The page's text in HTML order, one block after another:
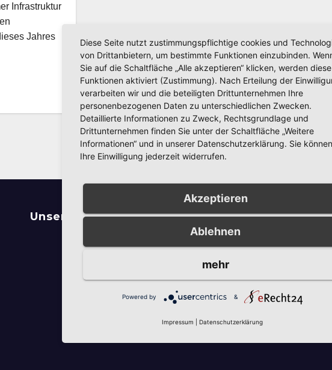
Infrastruktur
Jahres
Unsere Partner Unsere Partner
Diese Seite nutzt zustimmungspflichtige cookies und
von Drittanbietern, um bestimmte Funktionen einzubinden.
Sie auf die Schaltfläche „Alle akzeptieren“ klicken, werden diese
Funktionen aktiviert (Zustimmung). Nach Erteilung der
verarbeiten wir und die beteiligten Drittunternehmen Ihre
personenbezogenen Daten zu unterschiedlichen Zwecken.
Detaillierte Informationen zu Zweck, Rechtsgrundlage und
Drittunternehmen finden Sie unter der Schaltfläche „Weitere
Informationen“ und in unserer Datenschutzerklärung. Sie können
Ihre Einwilligung jederzeit widerrufen.
Akzeptieren
Ablehnen
mehr
Powered by &
Impressum Datenschutzerklärung